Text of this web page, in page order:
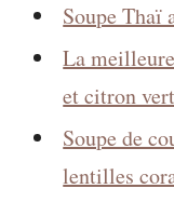
Soupe Thaï
La
et citron vert
Soupe de
lentilles